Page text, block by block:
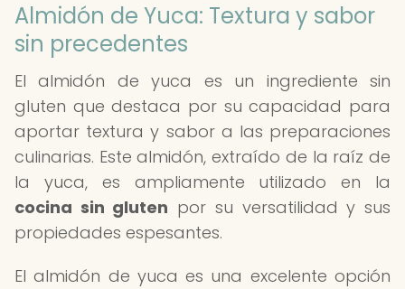
Almidón de Yuca: Textura y sabor
sin precedentes
El almidón de yuca es un ingrediente sin
gluten que destaca por su capacidad para
aportar textura y sabor a las preparaciones
culinarias. Este almidón, extraído de la raíz de
la yuca, es ampliamente utilizado en la
cocina sin gluten por su versatilidad y sus
propiedades espesantes.
El almidón de yuca es una excelente opción